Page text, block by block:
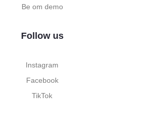
Be om demo
Follow us
Instagram
Facebook
TikTok